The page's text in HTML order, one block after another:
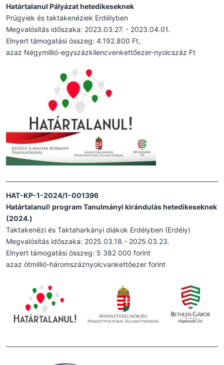
Határtalanul Pályázat hetedikeseknek
Prügyiek és taktakenéziek Erdélyben
Megvalósítás időszaka: 2023.03.27. - 2023.04.01.
Elnyert támogatási összeg: 4.192.800 Ft,
azaz Négymillió-egyszázkilencvenkettőezer-nyolcszáz Ft
HAT-KP-1-2024/1-001396
Határtalanul! program Tanulmányi kirándulás hetedikeseknek
(2024.)
Taktakenézi és Taktaharkányi diákok Erdélyben (Erdély)
Megvalósítás időszaka: 2025.03.18.- 2025.03.23.
Elnyert támogatási összeg: 5 382 000 forint
azaz ötmillió-háromszáznyolcvankettőezer forint